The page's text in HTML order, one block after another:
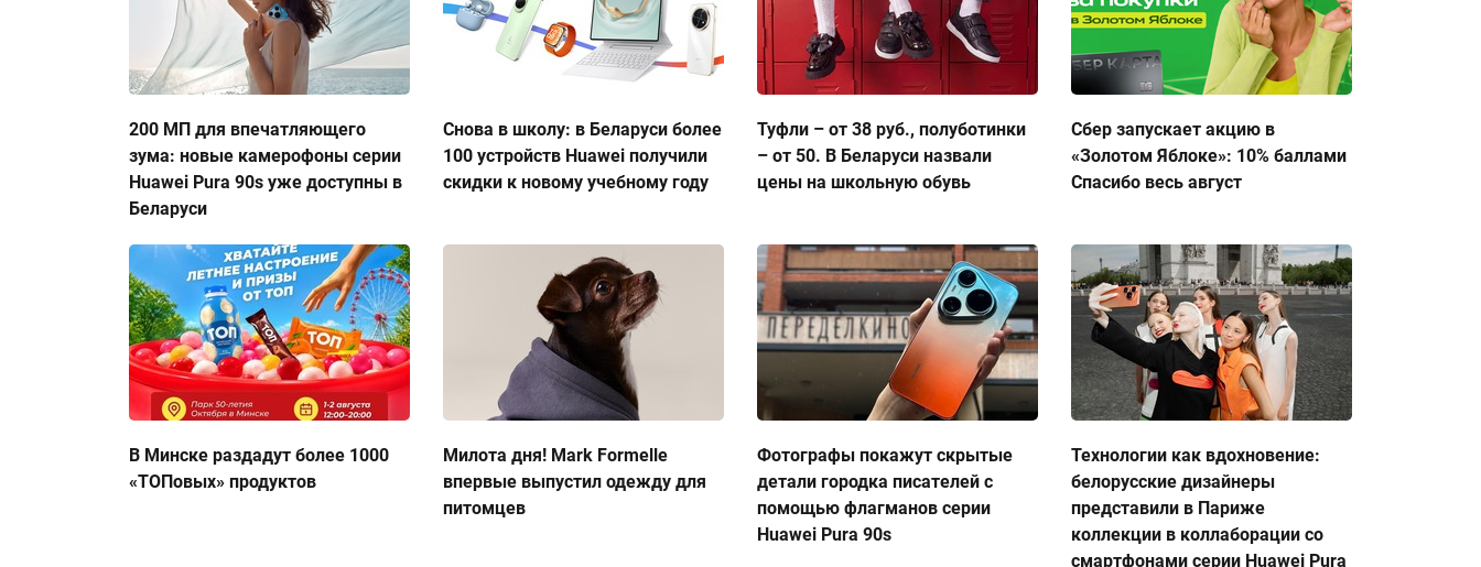
200 МП для впечатляющего
зума: новые камерофоны серии
Huawei Pura 90s уже доступны в
Беларуси
Снова в школу: в Беларуси более
100 устройств Huawei получили
скидки к новому учебному году
Туфли – от 38 руб., полуботинки
– от 50. В Беларуси назвали
цены на школьную обувь
Сбер запускает акцию в
«Золотом Яблоке»: 10% баллами
Спасибо весь август
В Минске раздадут более 1000
«ТОПовых» продуктов
Милота дня! Mark Formelle
впервые выпустил одежду для
питомцев
Фотографы покажут скрытые
детали городка писателей с
помощью флагманов серии
Huawei Pura 90s
Технологии как вдохновение:
белорусские дизайнеры
представили в Париже
коллекции в коллаборации со
смартфонами серии Huawei Pura